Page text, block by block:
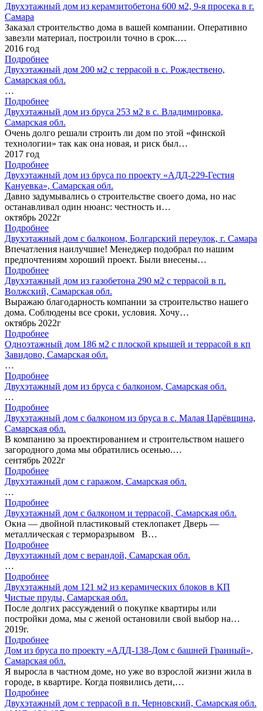
Двухэтажный дом из керамзитобетона 600 м2, 9-я просека в г.
Самара
Заказал строительство дома в вашей компании. Оперативно
завезли материал, построили точно в срок.…
2016 год
Подробнее
Двухэтажный дом 200 м2 с террасой в с. Рождествено,
Самарская обл.
…
Подробнее
Двухэтажный дом из бруса 253 м2 в с. Владимировка,
Самарская обл.
Очень долго решали строить ли дом по этой «финской
технологии» так как она новая, и риск был…
2017 год
Подробнее
Двухэтажный дом из бруса по проекту «АДД-229-Гестия
Кануевка», Самарская обл.
Давно задумывались о строительстве своего дома, но нас
останавливал один нюанс: честность и…
октябрь 2022г
Подробнее
Двухэтажный дом с балконом, Болгарский переулок, г. Самара
Впечатления наилучшие! Менеджер подобрал по нашим
предпочтениям хороший проект. Были внесены…
Подробнее
Двухэтажный дом из газобетона 290 м2 с террасой в п.
Волжский, Самарская обл.
Выражаю благодарность компании за строительство нашего
дома. Соблюдены все сроки, условия. Хочу…
октябрь 2022г
Подробнее
Одноэтажный дом 186 м2 с плоской крышей и террасой в кп
Завидово, Самарская обл.
…
Подробнее
Двухэтажный дом из бруса с балконом, Самарская обл.
…
Подробнее
Двухэтажный дом с балконом из бруса в с. Малая Царёвщина,
Самарская обл.
В компанию за проектированием и строительством нашего
загородного дома мы обратились осенью.…
сентябрь 2022г
Подробнее
Двухэтажный дом с гаражом, Самарская обл.
…
Подробнее
Двухэтажный дом с балконом и террасой, Самарская обл.
Окна — двойной пластиковый стеклопакет Дверь —
металлическая с терморазрывом В…
Подробнее
Двухэтажный дом с верандой, Самарская обл.
…
Подробнее
Двухэтажный дом 121 м2 из керамических блоков в КП
Чистые пруды, Самарская обл.
После долгих рассуждений о покупке квартиры или
постройки дома, мы с женой остановили свой выбор на…
2019г.
Подробнее
Дом из бруса по проекту «АДД-138-Дом с башней Гранный»,
Самарская обл.
Я выросла в частном доме, но уже во взрослой жизни жила в
городе, в квартире. Когда появились дети,…
Подробнее
Двухэтажный дом с террасой в п. Черновский, Самарская обл.